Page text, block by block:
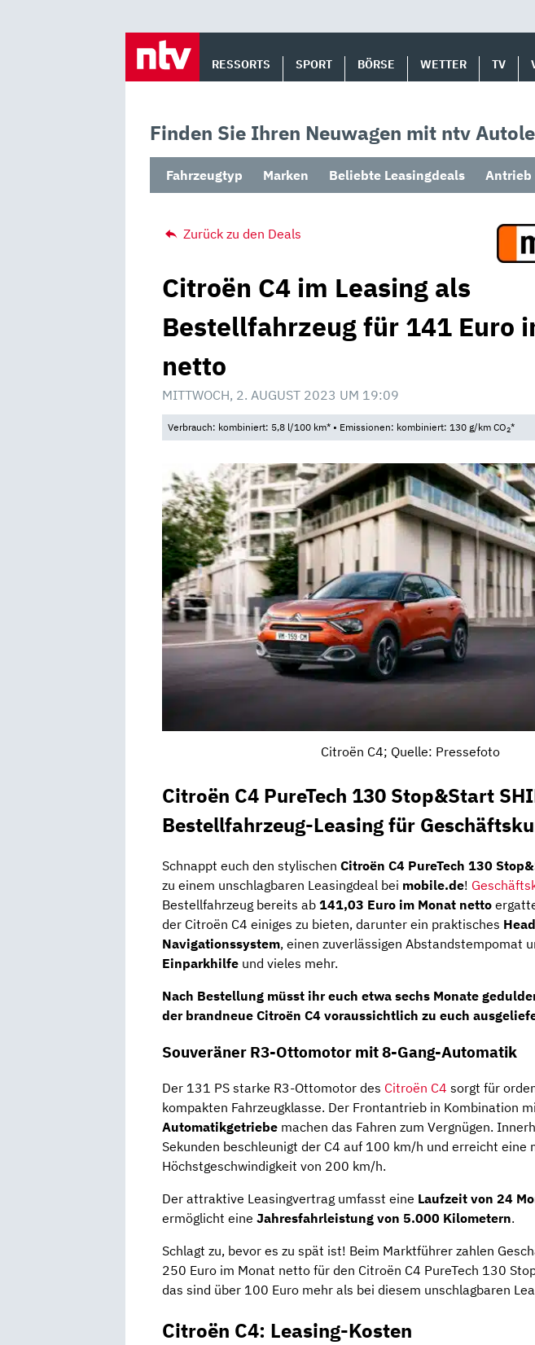
RESSORTS SPORT BÖRSE WETTER TV
Finden Sie Ihren Neuwagen mit ntv
Fahrzeugtyp Marken Beliebte Leasingdeals Antrieb
Zurück zu den Deals
Citroën C4 im Leasing als
Bestellfahrzeug für 141 Euro
netto
MITTWOCH, 2. AUGUST 2023 UM 19:09
Verbrauch: kombiniert: 5,8 l/100 km* • Emissionen: kombiniert: 130 g/km CO2*
Citroën C4; Quelle: Pressefoto
Citroën C4 PureTech 130 Stop&Start
Bestellfahrzeug-Leasing für
Schnappt euch den stylischen Citroën C4 PureTech 130
zu einem unschlagbaren Leasingdeal bei mobile.de!
Bestellfahrzeug bereits ab 141,03 Euro im Monat netto
der Citroën C4 einiges zu bieten, darunter ein praktisches
Navigationssystem, einen zuverlässigen Abstandstempomat
Einparkhilfe und vieles mehr.
Nach Bestellung müsst ihr euch etwa sechs Monate
der brandneue Citroën C4 voraussichtlich zu euch
Souveräner R3-Ottomotor mit 8-Gang-Automatik
Der 131 PS starke R3-Ottomotor des Citroën C4 sorgt für
kompakten Fahrzeugklasse. Der Frontantrieb in Kombination
Automatikgetriebe machen das Fahren zum Vergnügen.
Sekunden beschleunigt der C4 auf 100 km/h und erreicht eine
Höchstgeschwindigkeit von 200 km/h.
Der attraktive Leasingvertrag umfasst eine Laufzeit von 24
ermöglicht eine Jahresfahrleistung von 5.000 Kilometern.
Schlagt zu, bevor es zu spät ist! Beim Marktführer zahlen
250 Euro im Monat netto für den Citroën C4 PureTech 130
das sind über 100 Euro mehr als bei diesem unschlagbaren
Citroën C4: Leasing-Kosten